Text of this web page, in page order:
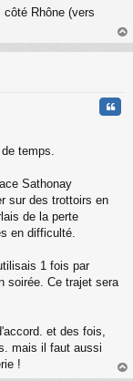
côté Rhône (vers
au
temps.
Sathonay
sur des trottoirs en
de la perte
en difficulté.
1 fois par
soirée. Ce trajet sera
et des fois,
mais il faut aussi
!